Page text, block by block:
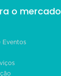
o mercado
Eventos